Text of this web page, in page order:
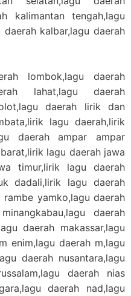
kalimantan tengah,lagu
kalbar,lagu daerah
lombok,lagu daerah
lahat,lagu daerah
daerah lirik dan
lagu daerah,lirik
daerah ampar ampar
lagu daerah jawa
timur,lirik lagu daerah
dadali,lirik lagu daerah
yamko,lagu daerah
daerah
daerah makassar,lagu
enim,lagu daerah m,lagu
daerah nusantara,lagu
daerah nias
daerah nad,lagu